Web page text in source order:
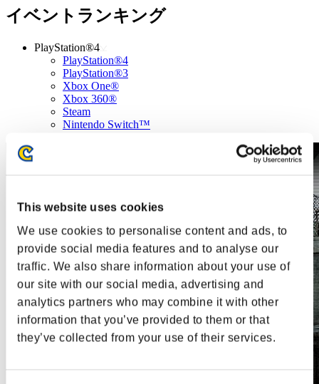
This website uses cookies
We use cookies to personalise content and ads, to
provide social media features and to analyse our
traffic. We also share information about your use of
our site with our social media, advertising and
analytics partners who may combine it with other
information that you’ve provided to them or that
they’ve collected from your use of their services.
イベントランキング
PlayStation®4
PlayStation®4
PlayStation®3
Xbox One®
Xbox 360®
Steam
Nintendo Switch™